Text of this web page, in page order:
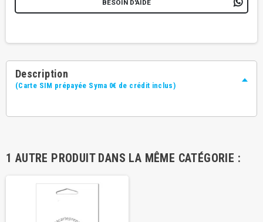
BESOIN D'AIDE
Description
(Carte SIM prépayée Syma 0€ de crédit inclus)
1 AUTRE PRODUIT DANS LA MÊME CATÉGORIE :